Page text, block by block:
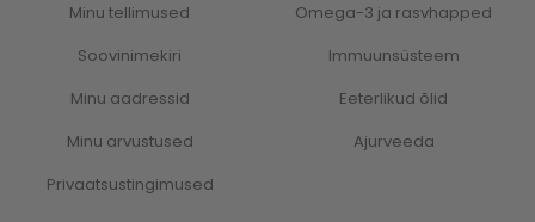
Minu tellimused
Soovinimekiri
Minu aadressid
Minu arvustused
Privaatsustingimused
Omega-3 ja rasvhapped
Immuunsüsteem
Eeterlikud õlid
Ajurveeda